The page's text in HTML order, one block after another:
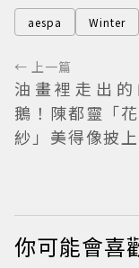
aespa Winter
← 上一篇
油畫裡走出的
鵝！陳都靈「
紗」美得像披
仙
你可能會喜